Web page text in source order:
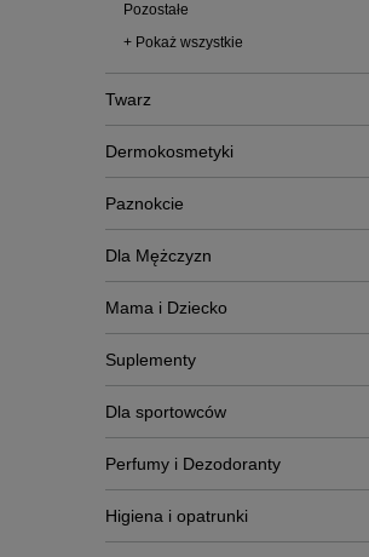
Pozostałe
+ Pokaż wszystkie
Twarz
Dermokosmetyki
Paznokcie
Dla Mężczyzn
Mama i Dziecko
Suplementy
Dla sportowców
Perfumy i Dezodoranty
Higiena i opatrunki